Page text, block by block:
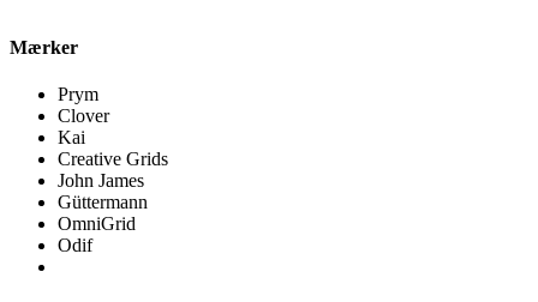
Mærker
Prym
Clover
Kai
Creative Grids
John James
Güttermann
OmniGrid
Odif